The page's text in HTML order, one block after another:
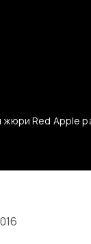
жюри Red Apple